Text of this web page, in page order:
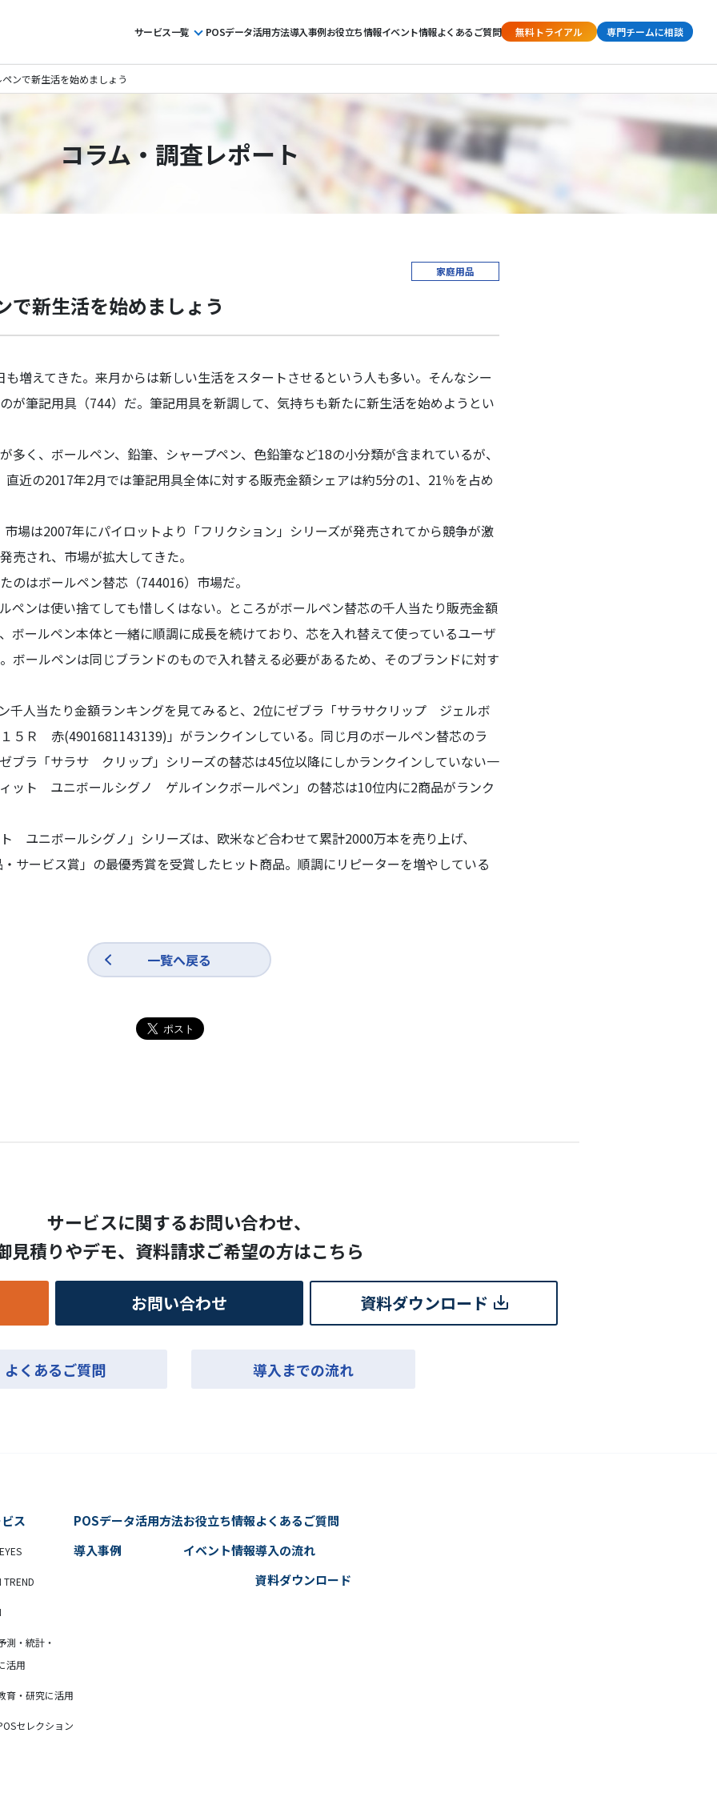
サービス一覧 POSデータ活用方法導入事例お役立ち情報イベント情報よくあるご質問 無料トライアル 専門チームに相談
ンで新生活を始めましょう
コラム・調査レポート
家庭用品
で新生活を始めましょう
増えてきた。来月からは新しい生活をスタートさせるという人も多い。そんなシー
が筆記用具（744）だ。筆記用具を新調して、気持ちも新たに新生活を始めようとい
多く、ボールペン、鉛筆、シャープペン、色鉛筆など18の小分類が含まれているが、
直近の2017年2月では筆記用具全体に対する販売金額シェアは約5分の1、21％を占め
場は2007年にパイロットより「フリクション」シリーズが発売されてから競争が激
売され、市場が拡大してきた。
のはボールペン替芯（744016）市場だ。
ペンは使い捨てしても惜しくはない。ところがボールペン替芯の千人当たり販売金額
ボールペン本体と一緒に順調に成長を続けており、芯を入れ替えて使っているユーザ
ボールペンは同じブランドのもので入れ替える必要があるため、そのブランドに対す
千人当たり金額ランキングを見てみると、2位にゼブラ「サラサクリップ ジェルボ
Ｒ 赤(4901681143139)」がランクインしている。同じ月のボールペン替芯のラ
ブラ「サラサ クリップ」シリーズの替芯は45位以降にしかランクインしていない一
ット ユニボールシグノ ゲルインクボールペン」の替芯は10位内に2商品がランク
ユニボールシグノ」シリーズは、欧米など合わせて累計2000万本を売り上げ、
サービス賞」の最優秀賞を受賞したヒット商品。順調にリピーターを増やしている
一覧へ戻る
サービスに関するお問い合わせ、
見積りやデモ、 資料請求ご希望の方はこちら
お問い合わせ 資料ダウンロード
よくあるご質問 導入までの流れ
ス
TREND
測・統計・
活用
育・研究に活用
セレクション
POSデータ活用方法
導入事例
お役立ち情報
イベント情報
よくあるご質問
導入の流れ
資料ダウンロード